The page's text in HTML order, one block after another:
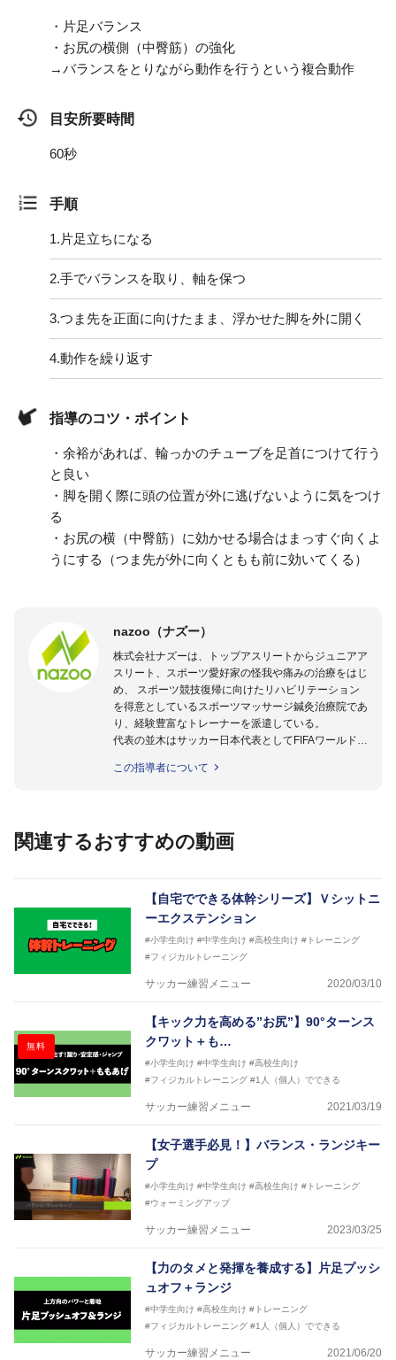
・片足バランス
・お尻の横側（中臀筋）の強化
→バランスをとりながら動作を行うという複合動作
目安所要時間
60秒
手順
1. 片足立ちになる
2.手でバランスを取り、軸を保つ
3.つま先を正面に向けたまま、浮かせた脚を外に開く
4.動作を繰り返す
指導のコツ・ポイント
・余裕があれば、輪っかのチューブを足首につけて行う
と良い
・脚を開く際に頭の位置が外に逃げないように気をつけ
る
・お尻の横（中臀筋）に効かせる場合はまっすぐ向くよ
うにする（つま先が外に向くともも前に効いてくる）
nazoo（ナズー）
株式会社ナズーは、トップアスリートからジュニアア
スリート、スポーツ愛好家の怪我や痛みの治療をはじ
め、 スポーツ競技復帰に向けたリハビリテーション
を得意としているスポーツマッサージ鍼灸治療院であ
り、経験豊富なトレーナーを派遣している。
代表の並木はサッカー日本代表としてFIFAワールドカ
のほかU-23日本代表のアスレティックトレーナーと
世代のサッカーを中心に、WJBL、社会人ラグビー、
を派遣している。
さらには講演会やセミナー、専門学校などの教育機関
に講師を派遣するなど後進育成にも力を入れている。
「一人一人の健康な人生をサポートする」を企業理念
として掲げ、世の中の人々の『健康』をあらゆる方向
からサポートし、一人一人の「楽しく、豊かに、生き
生きと」生きる、そんな『健康な人生』をサポートし
この指導者について
関連するおすすめの動画
【自宅でできる体幹シリーズ】Ｖシットニ
ーエクステンション
#小学生向け #中学生向け #高校生向け #トレーニング
#フィジカルトレーニング
サッカー練習メニュー 2020/03/10
無料
【キック力を高める”お尻”】90°ターンス
クワット＋も…
#小学生向け #中学生向け #高校生向け
#フィジカルトレーニング #1人（個人）でできる
サッカー練習メニュー 2021/03/19
【女子選手必見！】バランス・ランジキー
プ
#小学生向け #中学生向け #高校生向け #トレーニング
#ウォーミングアップ
サッカー練習メニュー 2023/03/25
【力のタメと発揮を養成する】片足プッシ
ュオフ＋ランジ
#中学生向け #高校生向け #トレーニング
#フィジカルトレーニング #1人（個人）でできる
サッカー練習メニュー 2021/06/20